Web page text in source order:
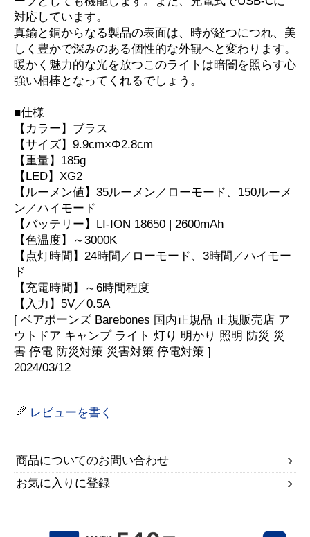
対応しています。
真鍮と銅からなる製品の表面は、時が経つにつれ、美
しく豊かで深みのある個性的な外観へと変わります。
暖かく魅力的な光を放つこのライトは暗闇を照らす心
強い相棒となってくれるでしょう。
■仕様
【カラー】ブラス
【サイズ】9.9cm×Φ2.8cm
【重量】185g
【LED】XG2
【ルーメン値】35ルーメン／ローモード、150ルーメ
ン／ハイモード
【バッテリー】LI-ION 18650 | 2600mAh
【色温度】～3000K
【点灯時間】24時間／ローモード、3時間／ハイモー
ド
【充電時間】～6時間程度
【入力】5V／0.5A
[ ベアボーンズ Barebones 国内正規品 正規販売店 ア
ウトドア キャンプ ライト 灯り 明かり 照明 防災 災
害 停電 防災対策 災害対策 停電対策 ]
2024/03/12
レビューを書く
商品についてのお問い合わせ
お気に入りに登録